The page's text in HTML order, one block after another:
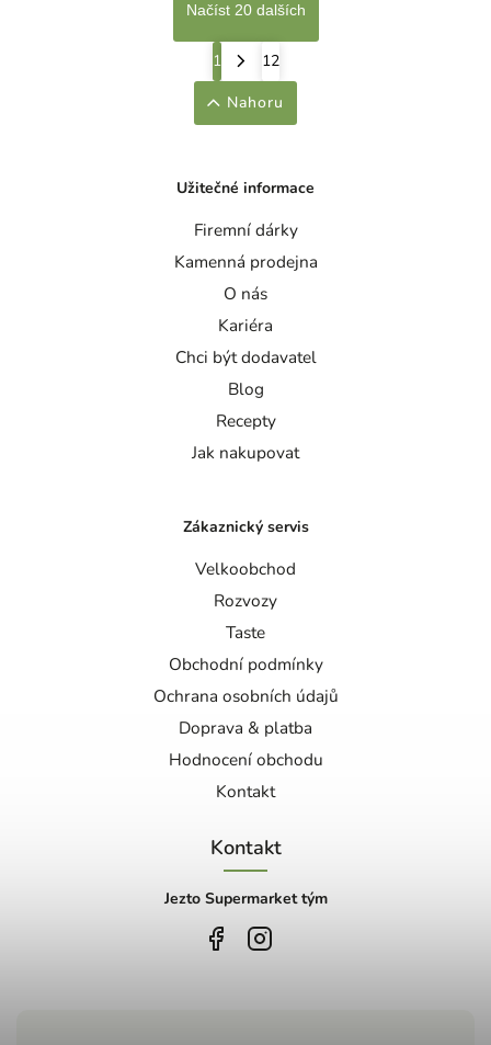
Načíst 20 dalších
1
12
Nahoru
Užitečné informace
Firemní dárky
Kamenná prodejna
O nás
Kariéra
Chci být dodavatel
Blog
Recepty
Jak nakupovat
Zákaznický servis
Velkoobchod
Rozvozy
Taste
Obchodní podmínky
Ochrana osobních údajů
Doprava & platba
Hodnocení obchodu
Kontakt
Kontakt
Jezto Supermarket tým